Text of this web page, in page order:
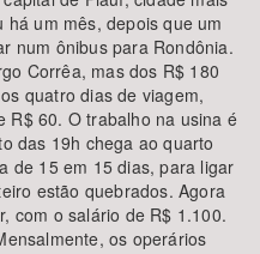
um mês, depois que um
num ônibus para Rondônia.
Corrêa, mas dos R$ 180
quatro dias de viagem,
R$ 60. O trabalho na usina é
das 19h chega ao quarto
de 15 em 15 dias, para ligar
estão quebrados. Agora
com o salário de R$ 1.100.
os operários